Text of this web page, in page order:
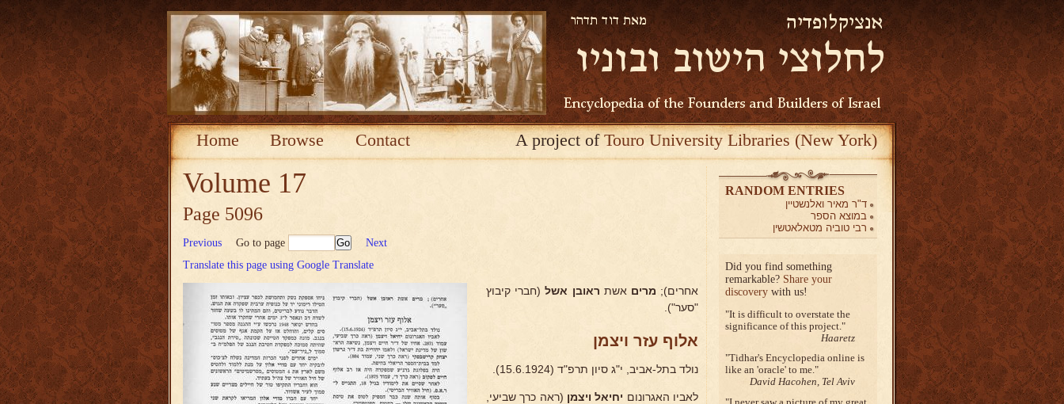
Home Browse Contact A project ofTouro University Libraries (New York)
Volume 17
Page 5096
Previous Go to page
Next
Translate this page using Google Translate
אחרים); מרים אשת ראובן אשל(חברי קיבוץ
"סער").
אלוף עזר ויצמן
נולד בתל-אביב, י"ג סיון תרפ"ד (15.6.1924).
לאביו האגרונום יחיאל ויצמן (ראה כרך שביעי,
RANDOM ENTRIES
ד"ר מאיר ואלנשטיין
במוצא הספר
רבי טוביה מטאלאטשין
Did you find something
remarkable? Share your
discovery with us!
It is difficult to overstate the
significance of this project.
Haaretz
Tidhar's Encyclopedia online is
like an 'oracle' to me.
David Hacohen, Tel Aviv